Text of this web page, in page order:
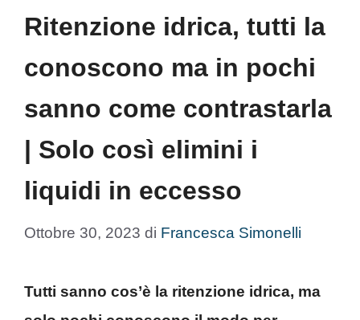
Ritenzione idrica, tutti la
conoscono ma in pochi
sanno come contrastarla
| Solo così elimini i
liquidi in eccesso
Ottobre 30, 2023 di Francesca Simonelli
Tutti sanno cos’è la ritenzione idrica, ma